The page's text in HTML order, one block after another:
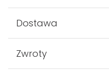
Dostawa
Zwroty